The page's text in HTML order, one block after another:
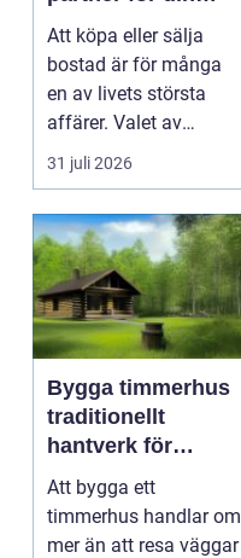
bostadsaffär
Att köpa eller sälja
bostad är för många
en av livets största
affärer. Valet av
mäklare Värnamo
påve...
31 juli 2026
Bygga timmerhus
traditionellt
hantverk för
moderna behov
Att bygga ett
timmerhus handlar om
mer än att resa väggar